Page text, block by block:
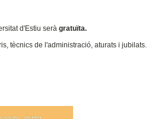
d'Estiu seràgratuïta.
tècnics de l'administració, aturats i jubilats.